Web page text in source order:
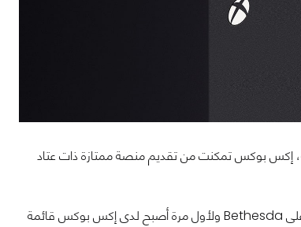
إكس بوكس تمكنت من تقديم منصة ممتازة ذات عتاد
المختلف هذه المرة هو أن إكس بوكس دخلت هذا الجيل وهي تمتلك فرق تطوير جيدة بعد الاستحواذ على Bethesda ولأول مرة أصبح لدى إكس بوكس قائمة